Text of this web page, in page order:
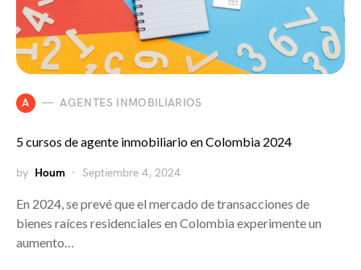
A AGENTES INMOBILIARIOS
5 cursos de agente inmobiliario en Colombia 2024
by Houm Septiembre 4, 2024
En 2024, se prevé que el mercado de transacciones de
bienes raíces residenciales en Colombia experimente un
aumento…